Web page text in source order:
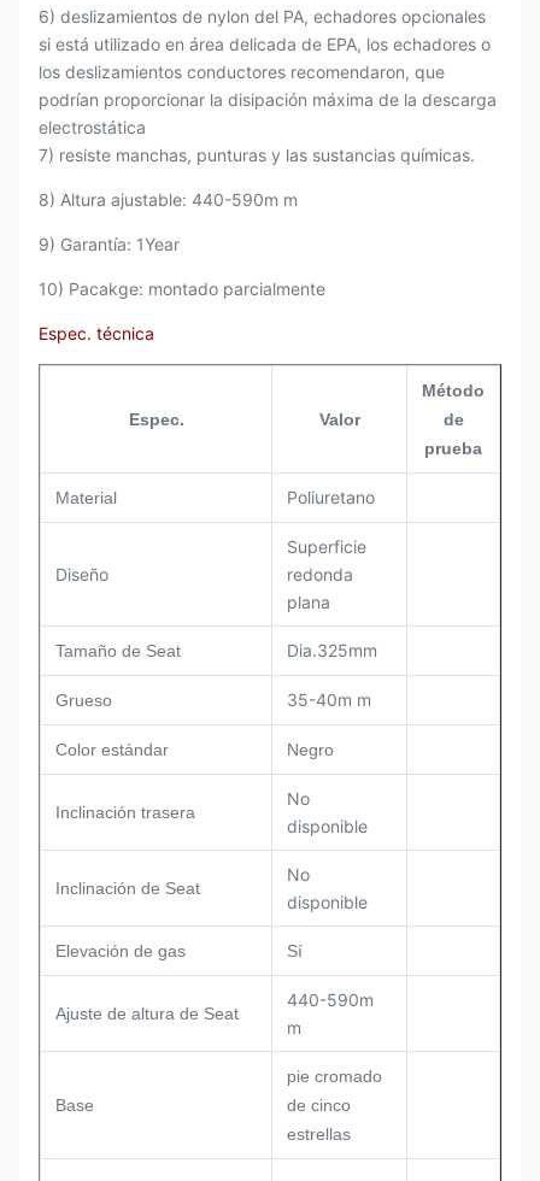
6) deslizamientos de nylon del PA, echadores opcionales
si está utilizado en área delicada de EPA, los echadores o
los deslizamientos conductores recomendaron, que
podrían proporcionar la disipación máxima de la descarga
electrostática
7) resiste manchas, punturas y las sustancias químicas.
8) Altura ajustable: 440-590m m
9) Garantía: 1Year
10) Pacakge: montado parcialmente
Espec. técnica
Espec. Valor
Método
de
prueba
Material Poliuretano
Diseño
Superficie
redonda
plana
Tamaño de Seat Dia.325mm
Grueso 35-40m m
Color estándar Negro
Inclinación trasera
No
disponible
Inclinación de Seat
No
disponible
Elevación de gas Sí
Ajuste de altura de Seat
440-590m
m
Base
pie cromado
de cinco
estrellas